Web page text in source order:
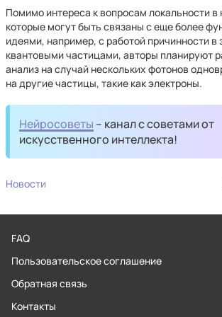
Помимо интереса к вопросам локальности в
которые могут быть связаны с еще более
идеями, например, с работой причинности в
квантовыми частицами, авторы планируют
анализ на случай нескольких фотонов
на другие частицы, такие как электроны.
Нейросоветы – канал с советами от
искусственного интеллекта!
Новости
FAQ
Пользовательское соглашение
Обратная связь
Контакты